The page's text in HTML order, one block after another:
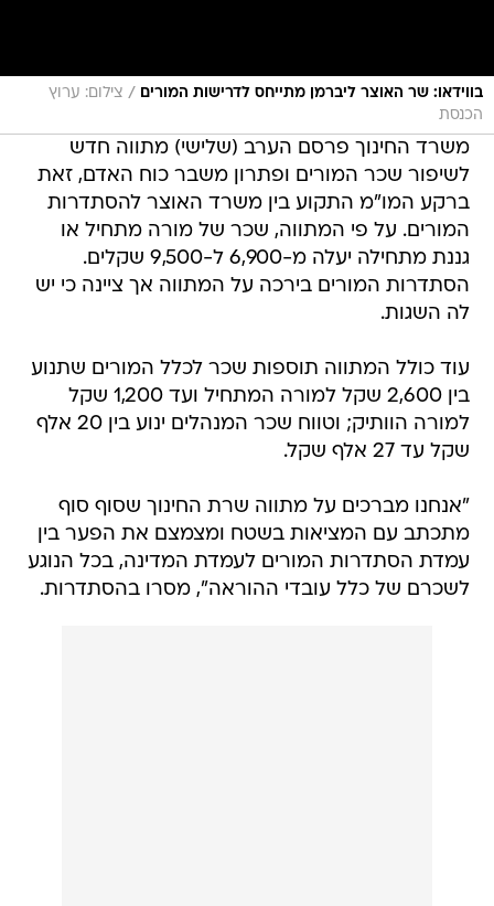
בווידאו: שר האוצר ליברמן מתייחס לדרישות המורים / צילום: ערוץ
הכנסת
משרד החינוך פרסם הערב (שלישי) מתווה חדש
לשיפור שכר המורים ופתרון משבר כוח האדם, זאת
ברקע המו"מ התקוע בין משרד האוצר להסתדרות
המורים. על פי המתווה, שכר של מורה מתחיל או
גננת מתחילה יעלה מ-6,900 ל-9,500 שקלים.
הסתדרות המורים בירכה על המתווה אך ציינה כי יש
לה השגות.
עוד כולל המתווה תוספות שכר לכלל המורים שתנוע
בין 2,600 שקל למורה המתחיל ועד 1,200 שקל
למורה הוותיק; וטווח שכר המנהלים ינוע בין 20 אלף
שקל עד 27 אלף שקל.
"אנחנו מברכים על מתווה שרת החינוך שסוף סוף
מתכתב עם המציאות בשטח ומצמצם את הפער בין
עמדת הסתדרות המורים לעמדת המדינה, בכל הנוגע
לשכרם של כלל עובדי ההוראה", מסרו בהסתדרות.